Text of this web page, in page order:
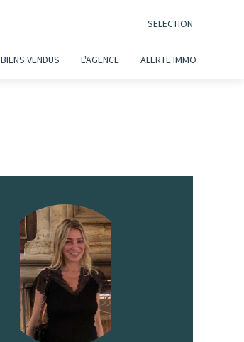
SELECTION
BIENS VENDUS L'AGENCE ALERTE IMMO